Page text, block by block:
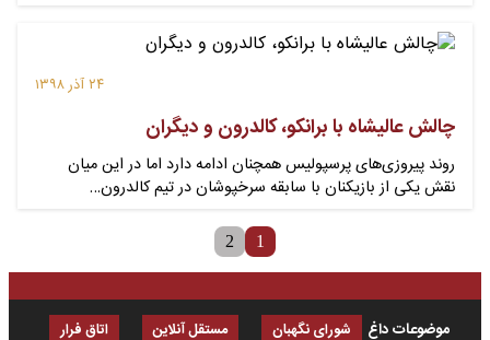
۲۴ آذر ۱۳۹۸
چالش عالیشاه با برانکو، کالدرون و دیگران
روند پیروزى‌هاى پرسپولیس همچنان ادامه دارد اما در این میان
نقش یکى از بازیکنان با سابقه سرخپوشان در تیم کالدرون…
1
2
موضوعات داغ شورای نگهبان مستقل آنلاین اتاق فرار